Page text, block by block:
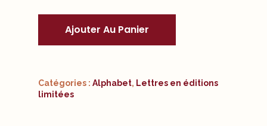
Ajouter Au Panier
Catégories : Alphabet, Lettres en éditions
limitées